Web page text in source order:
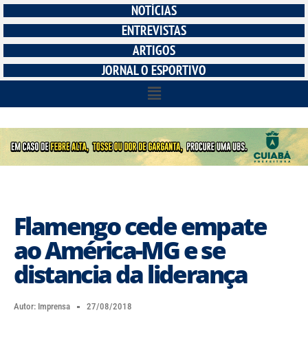
NOTÍCIAS
ENTREVISTAS
ARTIGOS
JORNAL O ESPORTIVO
Flamengo cede empate
ao América-MG e se
distancia da liderança
Autor: Imprensa 27/08/2018